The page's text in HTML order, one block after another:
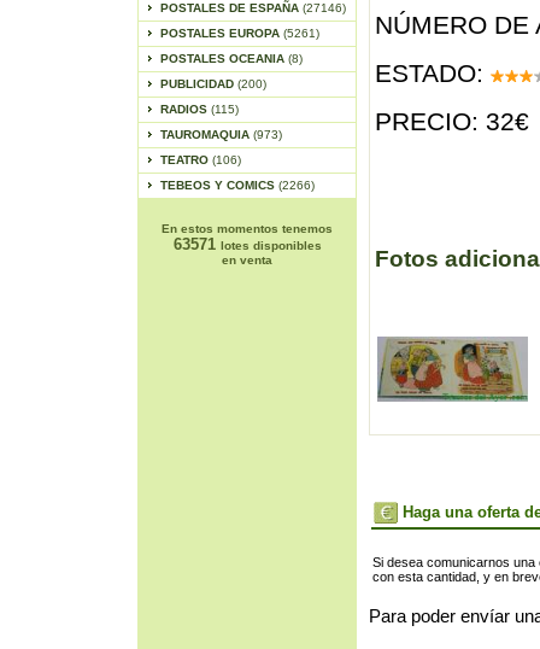
POSTALES DE ESPAÑA (27146)
POSTALES EUROPA (5261)
POSTALES OCEANIA (8)
PUBLICIDAD (200)
RADIOS (115)
TAUROMAQUIA (973)
TEATRO (106)
TEBEOS Y COMICS (2266)
En estos momentos tenemos
63571 lotes disponibles
en venta
NÚMERO DE
ESTADO:
PRECIO: 32€
Fotos
Haga una oferta
Si desea comunicarnos
con esta cantidad, y en
Para poder envíar